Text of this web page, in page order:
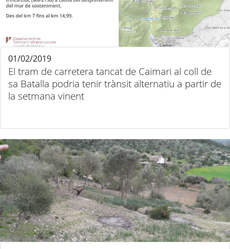
El tram de carretera tancat de Caimari al coll de
sa Batalla podria tenir trànsit alternatiu a partir de
la setmana vinent
01/02/2019